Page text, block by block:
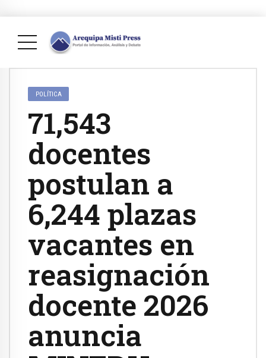
POLÍTICA
71,543
docentes
postulan a
6,244 plazas
vacantes en
reasignación
docente 2026
anuncia